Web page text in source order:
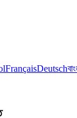
FrançaisDeutsch